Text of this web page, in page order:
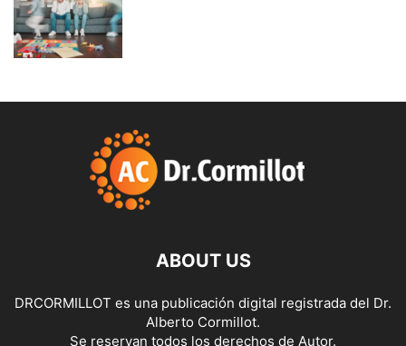
ABOUT US
DRCORMILLOT es una publicación digital registrada del Dr.
Alberto Cormillot.
Se reservan todos los derechos de Autor.